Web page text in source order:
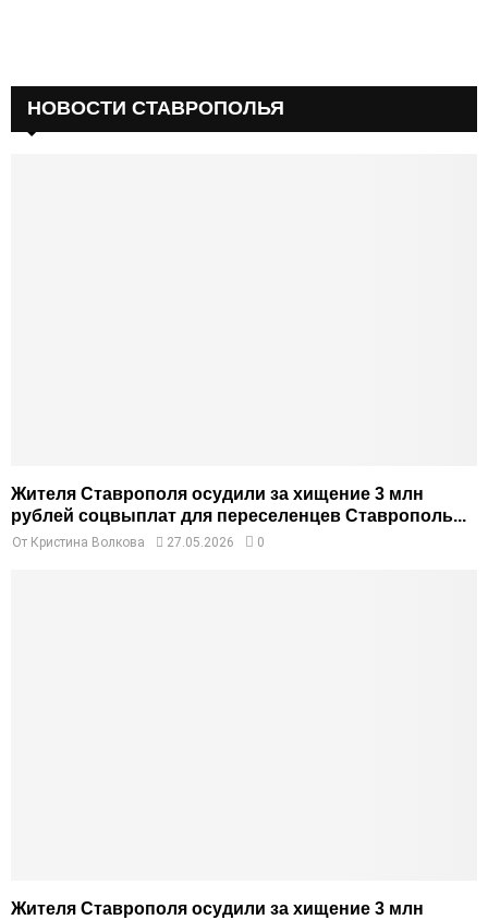
НОВОСТИ СТАВРОПОЛЬЯ
Жителя Ставрополя осудили за хищение 3 млн
рублей соцвыплат для переселенцев Ставрополь...
От Кристина Волкова 27.05.2026 0
Жителя Ставрополя осудили за хищение 3 млн